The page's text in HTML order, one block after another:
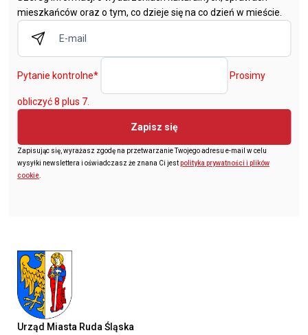
mieszkańców oraz o tym, co dzieje się na co dzień w mieście.
Pytanie kontrolne* Prosimy
obliczyć 8 plus 7.
Zapisz się
Zapisując się, wyrażasz zgodę na przetwarzanie Twojego adresu e-mail w celu
wysyłki newslettera i oświadczasz że znana Ci jestpolityka prywatności i plików
cookie
Urząd Miasta Ruda Śląska